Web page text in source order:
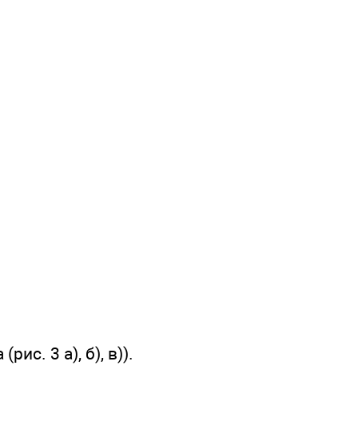
3 а), б), в)).